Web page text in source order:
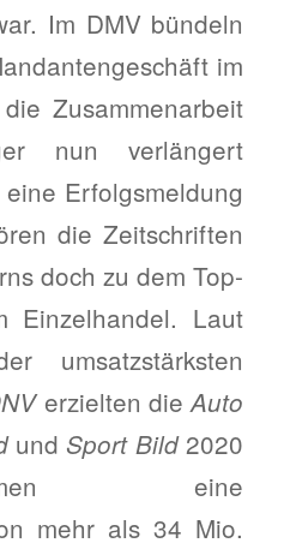
Im DMV bündeln
im
Zusammenarbeit
nun verlängert
Erfolgsmeldung
die Zeitschriften
doch zu dem Top-
Einzelhandel. Laut
umsatzstärksten
erzielten dieAuto
und Sport Bild2020
eine
mehr als 34 Mio.